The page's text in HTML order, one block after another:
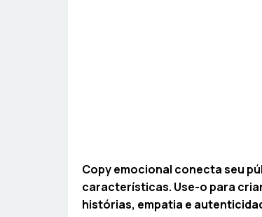
Copy emocional conecta seu
características. Use-o para
histórias, empatia e